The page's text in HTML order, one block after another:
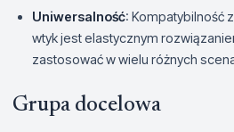
Uniwersalność: Kompatybilność
wtyk jest elastycznym
zastosować w wielu różnych
Grupa docelowa